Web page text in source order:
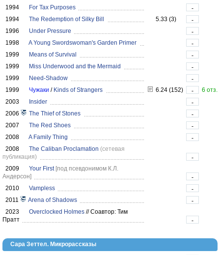
1994
For Tax Purposes
-
1994
The Redemption of Silky Bill 5.33 (3)
-
1996
Under Pressure
-
1998
A Young Swordswoman's Garden Primer
-
1999
Means of Survival
-
1999
Miss Underwood and the Mermaid
-
1999
Need-Shadow
-
1999
Чужаки / Kinds of Strangers 6.24 (152) -
6 отз.
2003
Insider
-
2006
The Thief of Stones
-
2007
The Red Shoes
-
2008
A Family Thing
-
2008
The Caliban Proclamation (сетевая
публикация)
-
2009
Your First [под псевдонимом К.Л.
Андерсон]
-
2010
Vampless
-
2011
Arena of Shadows
-
2023
Overclocked Holmes //Соавтор: Тим
Пратт
-
Сара Зеттел. Микрорассказы